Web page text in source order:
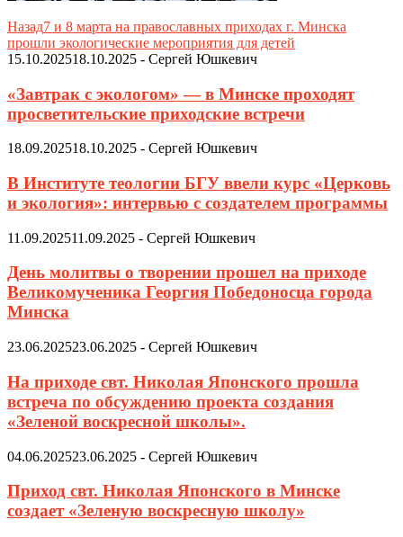
Назад7 и 8 марта на православных приходах г. Минска
прошли экологические мероприятия для детей
15.10.202518.10.2025 - Сергей Юшкевич
«Завтрак с экологом» — в Минске проходят
просветительские приходские встречи
18.09.202518.10.2025 - Сергей Юшкевич
В Институте теологии БГУ ввели курс «Церковь
и экология»: интервью с создателем программы
11.09.202511.09.2025 - Сергей Юшкевич
День молитвы о творении прошел на приходе
Великомученика Георгия Победоносца города
Минска
23.06.202523.06.2025 - Сергей Юшкевич
На приходе свт. Николая Японского прошла
встреча по обсуждению проекта создания
«Зеленой воскресной школы».
04.06.202523.06.2025 - Сергей Юшкевич
Приход свт. Николая Японского в Минске
создает «Зеленую воскресную школу»